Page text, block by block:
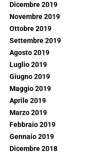
Dicembre 2019
Novembre 2019
Ottobre 2019
Settembre 2019
Agosto 2019
Luglio 2019
Giugno 2019
Maggio 2019
Aprile 2019
Marzo 2019
Febbraio 2019
Gennaio 2019
Dicembre 2018